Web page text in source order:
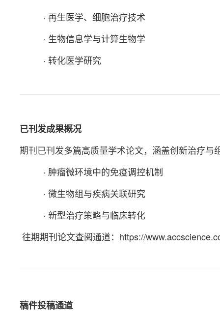
· 再生医学、细胞治疗技术
· 生物信息学与计算生物学
· 转化医学研究
已刊发成果概况
期刊已刊发多篇高质量学术论文，涵盖创新治疗与
· 肿瘤微环境中的免疫调控机制
· 微生物组与疾病关联研究
· 新型治疗策略与临床转化
往期期刊论文查阅通道：https://
稿件投稿通道